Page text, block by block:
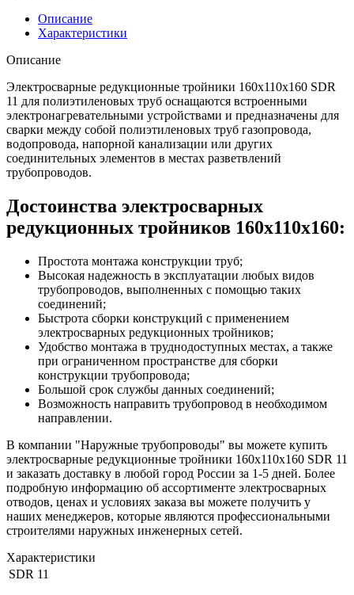
Описание
Характеристики
Описание
Электросварные редукционные тройники 160х110х160 SDR
11 для полиэтиленовых труб оснащаются встроенными
электронагревательными устройствами и предназначены для
сварки между собой полиэтиленовых труб газопровода,
водопровода, напорной канализации или других
соединительных элементов в местах разветвлений
трубопроводов.
Достоинства электросварных
редукционных тройников 160х110х160:
Простота монтажа конструкции труб;
Высокая надежность в эксплуатации любых видов
трубопроводов, выполненных с помощью таких
соединений;
Быстрота сборки конструкций с применением
электросварных редукционных тройников;
Удобство монтажа в труднодоступных местах, а также
при ограниченном пространстве для сборки
конструкции трубопровода;
Большой срок службы данных соединений;
Возможность направить трубопровод в необходимом
направлении.
В компании "Наружные трубопроводы" вы можете купить
электросварные редукционные тройники 160х110х160 SDR 11
и заказать доставку в любой город России за 1-5 дней. Более
подробную информацию об ассортименте электросварных
отводов, ценах и условиях заказа вы можете получить у
наших менеджеров, которые являются профессиональными
строителями наружных инженерных сетей.
Характеристики
SDR 11